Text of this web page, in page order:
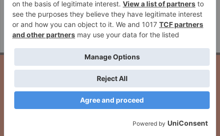
Inicio Quiénes Somos Contacto
Publicidad
Seguridad